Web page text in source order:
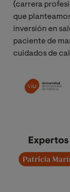
(carrera
que
inversión en
paciente de
cuidados de